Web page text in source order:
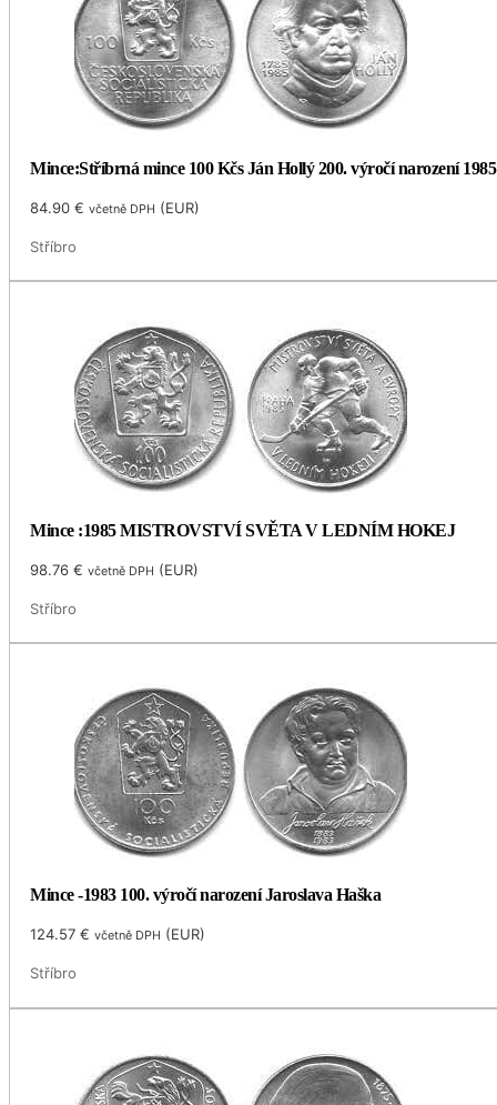
Mince:Stříbrná mince 100 Kčs Ján Hollý 200. výročí narození 1985
84.90€ včetně DPH (EUR)
Stříbro
Mince :1985 MISTROVSTVÍ SVĚTA V LEDNÍM HOKEJ
98.76€ včetně DPH (EUR)
Stříbro
Mince -1983 100. výročí narození Jaroslava Haška
124.57€ včetně DPH (EUR)
Stříbro